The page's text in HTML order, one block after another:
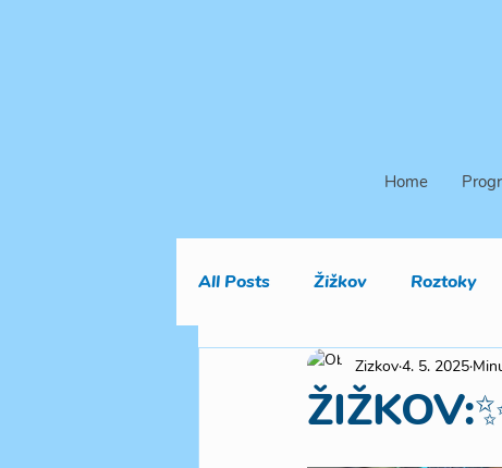
Home
All Posts Žižkov Roztoky
Zizkov4. 5. 2025